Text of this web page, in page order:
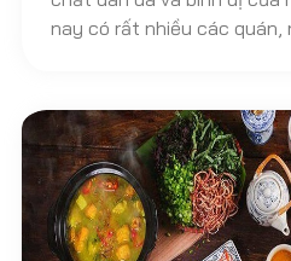
nay có rất nhiều các quán,
ngon, giá cả phù hợp...
nhà hàng cơm niêu ngon
bạn tham khảo nhé.